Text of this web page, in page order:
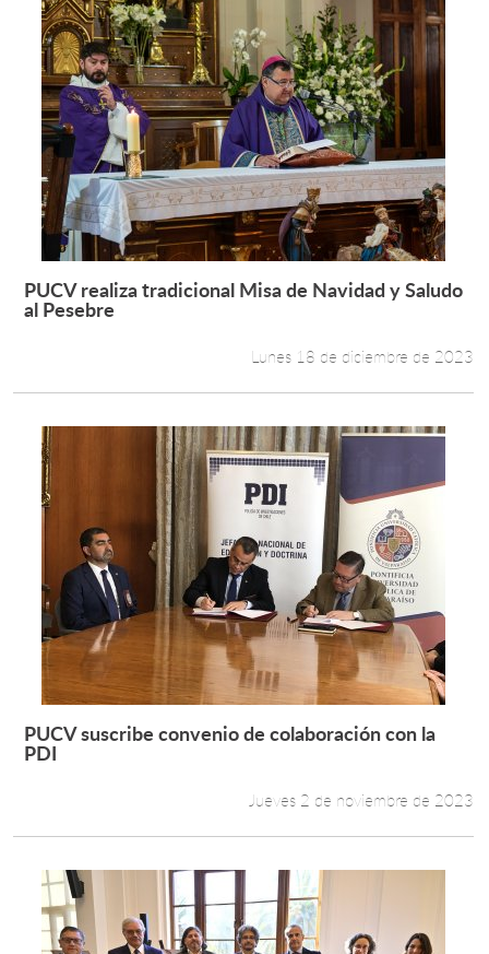
Leer más +
PUCV realiza tradicional Misa de Navidad y Saludo
al Pesebre
Lunes 18 de diciembre de 2023
Leer más +
PUCV suscribe convenio de colaboración con la
PDI
Jueves 2 de noviembre de 2023